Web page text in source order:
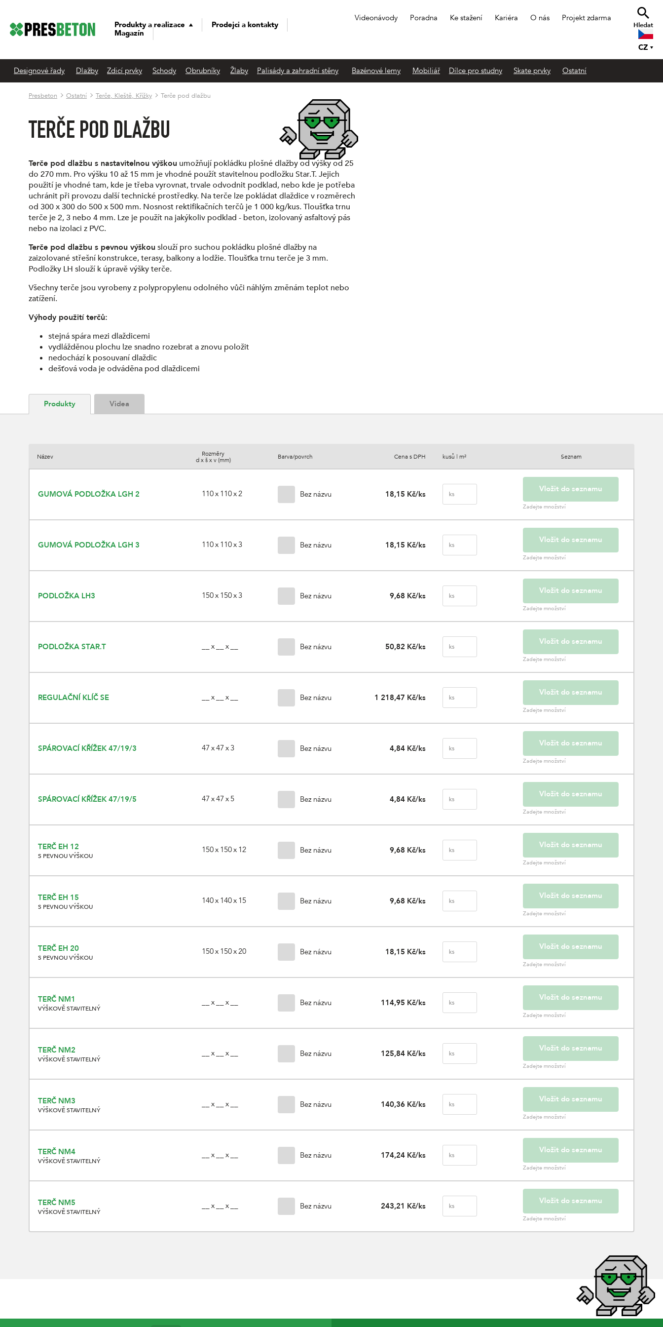
Produkty a realizace
Prodejci a kontakty
Magazín
Videonávody Poradna Ke stažení Kariéra O nás Projekt zdarma
Hledat
CZ
Designové řady Dlažby Zdicí prvky Schody Obrubníky Žlaby Palisády a zahradní stěny Bazénové lemy Mobiliář Dílce pro studny Skate prvky Ostatní
Presbeton Ostatní Terče, Kleště, Křížky Terče pod dlažbu
TERČE POD DLAŽBU
Terče pod dlažbu s nastavitelnou výškou umožňují pokládku plošné dlažby od výšky od 25
do 270 mm. Pro výšku 10 až 15 mm je vhodné použít stavitelnou podložku Star.T. Jejich
použití je vhodné tam, kde je třeba vyrovnat, trvale odvodnit podklad, nebo kde je potřeba
uchránit při provozu další technické prostředky. Na terče lze pokládat dlaždice v rozměrech
od 300 x 300 do 500 x 500 mm. Nosnost rektifikačních terčů je 1 000 kg/kus. Tloušťka trnu
terče je 2, 3 nebo 4 mm. Lze je použít na jakýkoliv podklad - beton, izolovaný asfaltový pás
nebo na izolaci z PVC.
Terče pod dlažbu s pevnou výškou slouží pro suchou pokládku plošné dlažby na
zaizolované střešní konstrukce, terasy, balkony a lodžie. Tloušťka trnu terče je 3 mm.
Podložky LH slouží k úpravě výšky terče.
Všechny terče jsou vyrobeny z polypropylenu odolného vůči náhlým změnám teplot nebo
zatížení.
Výhody použití terčů:
stejná spára mezi dlaždicemi
vydlážděnou plochu lze snadno rozebrat a znovu položit
nedochází k posouvaní dlaždic
dešťová voda je odváděna pod dlaždicemi
Produkty Videa
Název
Rozměry
d x š x v (mm)
Barva/povrch Cena s DPH kusů | m² Seznam
GUMOVÁ PODLOŽKA LGH 2 110 x 110 x 2 Bez názvu 18,15 Kč/ks ks
Vložit do seznamu
Zadejte množství
GUMOVÁ PODLOŽKA LGH 3 110 x 110 x 3 Bez názvu 18,15 Kč/ks ks
Vložit do seznamu
Zadejte množství
PODLOŽKA LH3 150 x 150 x 3 Bez názvu 9,68 Kč/ks ks
Vložit do seznamu
Zadejte množství
PODLOŽKA STAR.T __ x __ x __ Bez názvu 50,82 Kč/ks ks
Vložit do seznamu
Zadejte množství
REGULAČNÍ KLÍČ SE __ x __ x __ Bez názvu 1 218,47 Kč/ks ks
Vložit do seznamu
Zadejte množství
SPÁROVACÍ KŘÍŽEK 47/19/3 47 x 47 x 3 Bez názvu 4,84 Kč/ks ks
Vložit do seznamu
Zadejte množství
SPÁROVACÍ KŘÍŽEK 47/19/5 47 x 47 x 5 Bez názvu 4,84 Kč/ks ks
Vložit do seznamu
Zadejte množství
TERČ EH 12
S PEVNOU VÝŠKOU
150 x 150 x 12 Bez názvu 9,68 Kč/ks ks
Vložit do seznamu
Zadejte množství
TERČ EH 15
S PEVNOU VÝŠKOU
140 x 140 x 15 Bez názvu 9,68 Kč/ks ks
Vložit do seznamu
Zadejte množství
TERČ EH 20
S PEVNOU VÝŠKOU
150 x 150 x 20 Bez názvu 18,15 Kč/ks ks
Vložit do seznamu
Zadejte množství
TERČ NM1
VÝŠKOVĚ STAVITELNÝ
__ x __ x __ Bez názvu 114,95 Kč/ks ks
Vložit do seznamu
Zadejte množství
TERČ NM2
VÝŠKOVĚ STAVITELNÝ
__ x __ x __ Bez názvu 125,84 Kč/ks ks
Vložit do seznamu
Zadejte množství
TERČ NM3
VÝŠKOVĚ STAVITELNÝ
__ x __ x __ Bez názvu 140,36 Kč/ks ks
Vložit do seznamu
Zadejte množství
TERČ NM4
VÝŠKOVĚ STAVITELNÝ
__ x __ x __ Bez názvu 174,24 Kč/ks ks
Vložit do seznamu
Zadejte množství
TERČ NM5
VÝŠKOVĚ STAVITELNÝ
__ x __ x __ Bez názvu 243,21 Kč/ks ks
Vložit do seznamu
Zadejte množství